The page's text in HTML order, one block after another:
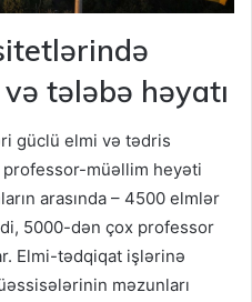
tələbə həyatı
güclü elmi və tədris
professor-müəllim heyəti
arasında – 4500 elmlər
5000-dən çox professor
Elmi-tədqiqat işlərinə
məzunları